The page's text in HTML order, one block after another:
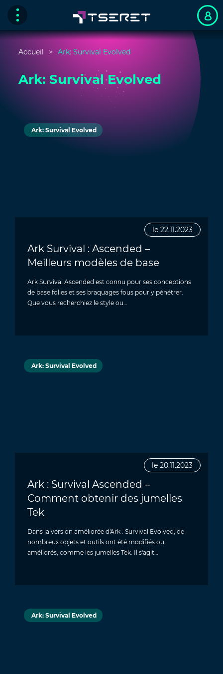
Accueil Ark: Survival Evolved
Ark: Survival Evolved
Ark: Survival Evolved
Ark Survival : Ascended –
Meilleurs modèles de base
Ark Survival Ascended est connu pour ses conceptions
de base folles et ses braquages ​​fous pour y pénétrer.
Que vous recherchiez le style ou…
le 22.11.2023
Ark: Survival Evolved
Ark : Survival Ascended –
Comment obtenir des jumelles
Tek
Dans la version améliorée d'Ark : Survival Evolved, de
nombreux objets et outils ont été modifiés ou
améliorés, comme les jumelles Tek. Il s'agit…
le 20.11.2023
Ark: Survival Evolved